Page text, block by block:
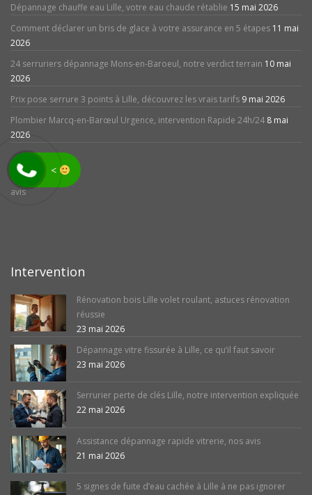
Dépannage chauffe eau Lille, votre eau chaude rétablie 15 mai 2026
Comment déclarer un bris de glace à votre assurance en 5 étapes 11 mai
2026
24 serruriers dépannage Mons-en-Baroeul, notre verdict terrain 10 mai
2026
Prix pose serrure 3 points à Lille, découvrez les vrais tarifs 9 mai 2026
Plombier Marcq-en-Barœul Urgence, intervention Rapide 24h/24 8 mai
2026
avis
Intervention
Rénovation bois Lille volet roulant, astuces rénovation
réussie
23 mai 2026
Dépannage vitre fissurée à Lille, ce qu’il faut savoir
23 mai 2026
Serrurier perte de clés Lille, notre intervention expliquée
22 mai 2026
Assistance dépannage rapide vitrerie, nos avis
21 mai 2026
5 signes de fuite d’eau cachée à Lille à ne pas ignorer
<